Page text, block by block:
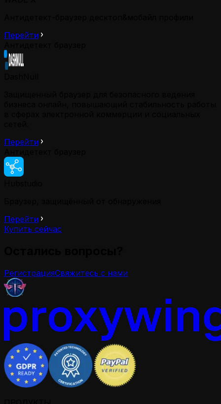
Перейти
Перейти
Перейти
Купить сейчас
РегистрацияСвяжитесь с нами